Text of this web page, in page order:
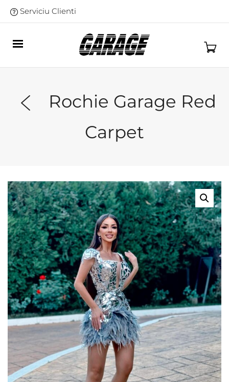
Serviciu Clienti
Rochie Garage Red
Carpet